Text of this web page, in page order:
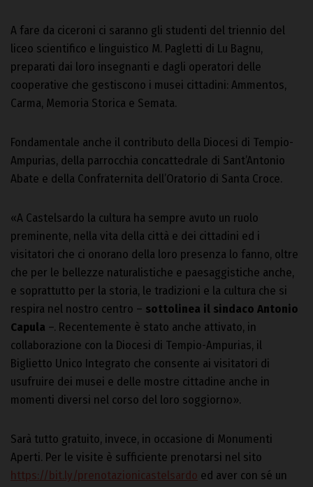
A fare da ciceroni ci saranno gli studenti del triennio del
liceo scientifico e linguistico M. Pagletti di Lu Bagnu,
preparati dai loro insegnanti e dagli operatori delle
cooperative che gestiscono i musei cittadini: Ammentos,
Carma, Memoria Storica e Semata.
Fondamentale anche il contributo della Diocesi di Tempio-
Ampurias, della parrocchia concattedrale di Sant’Antonio
Abate e della Confraternita dell’Oratorio di Santa Croce.
«A Castelsardo la cultura ha sempre avuto un ruolo
preminente, nella vita della città e dei cittadini ed i
visitatori che ci onorano della loro presenza lo fanno, oltre
che per le bellezze naturalistiche e paesaggistiche anche,
e soprattutto per la storia, le tradizioni e la cultura che si
respira nel nostro centro – sottolinea il sindaco Antonio
Capula –. Recentemente è stato anche attivato, in
collaborazione con la Diocesi di Tempio-Ampurias, il
Biglietto Unico Integrato che consente ai visitatori di
usufruire dei musei e delle mostre cittadine anche in
momenti diversi nel corso del loro soggiorno».
Sarà tutto gratuito, invece, in occasione di Monumenti
Aperti. Per le visite è sufficiente prenotarsi nel sito
https://bit.ly/prenotazionicastelsardo ed aver con sé un